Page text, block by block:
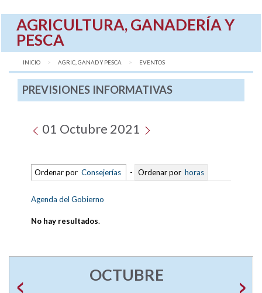
AGRICULTURA, GANADERÍA Y
PESCA
INICIO AGRIC, GANAD Y PESCA AQUÍ:
EVENTOS
PREVISIONES INFORMATIVAS
01 Octubre 2021
Ordenar por Consejerías - Ordenar por horas
Agenda del Gobierno
No hay resultados.
OCTUBRE